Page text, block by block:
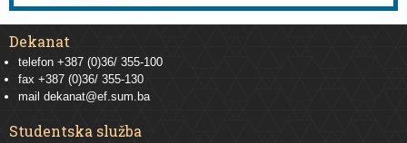
Dekanat
telefon +387 (0)36/ 355-100
fax +387 (0)36/ 355-130
mail dekanat@ef.sum.ba
Studentska služba